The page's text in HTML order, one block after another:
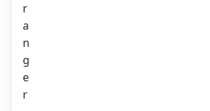
r
a
n
g
e
r